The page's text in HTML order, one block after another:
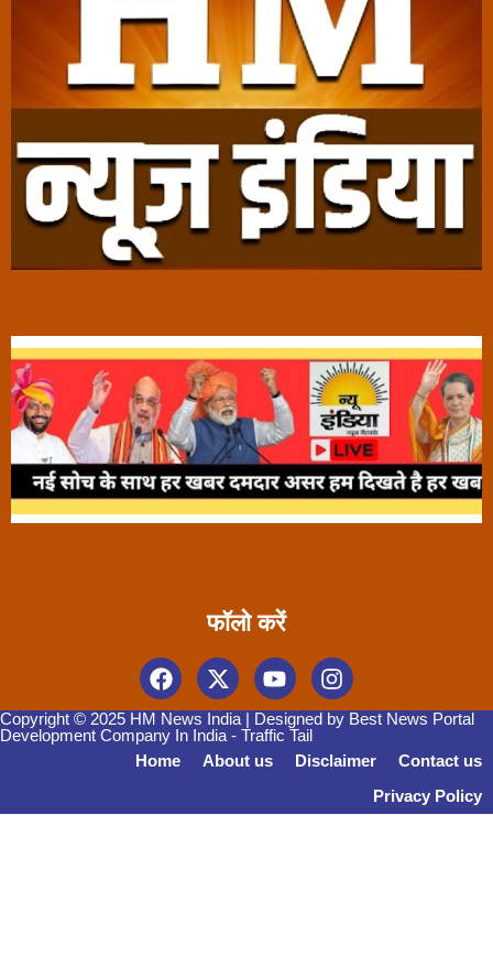
फॉलो करें
Copyright © 2025 HM News India | Designed by Best News Portal
Development Company In India - Traffic Tail
Home
About us Disclaimer
Contact us
Privacy Policy